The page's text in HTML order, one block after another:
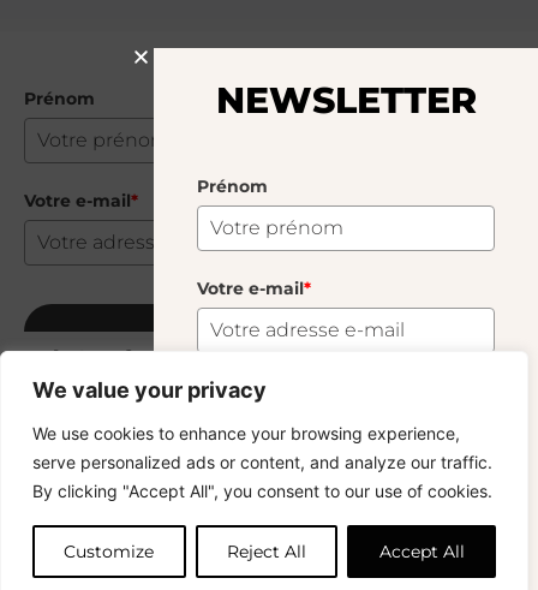
We value your privacy
We use cookies to enhance your browsing experience,
serve personalized ads or content, and analyze our traffic.
By clicking "Accept All", you consent to our use of cookies.
Customize Reject All Accept All
Rock Carafe Big Transparent
NEWSLETTER
Prénom
Votre e-mail*
Vous voulez rester informé ? Inscrivez-vous
Prénom
Votre e-mail*
S'abonner